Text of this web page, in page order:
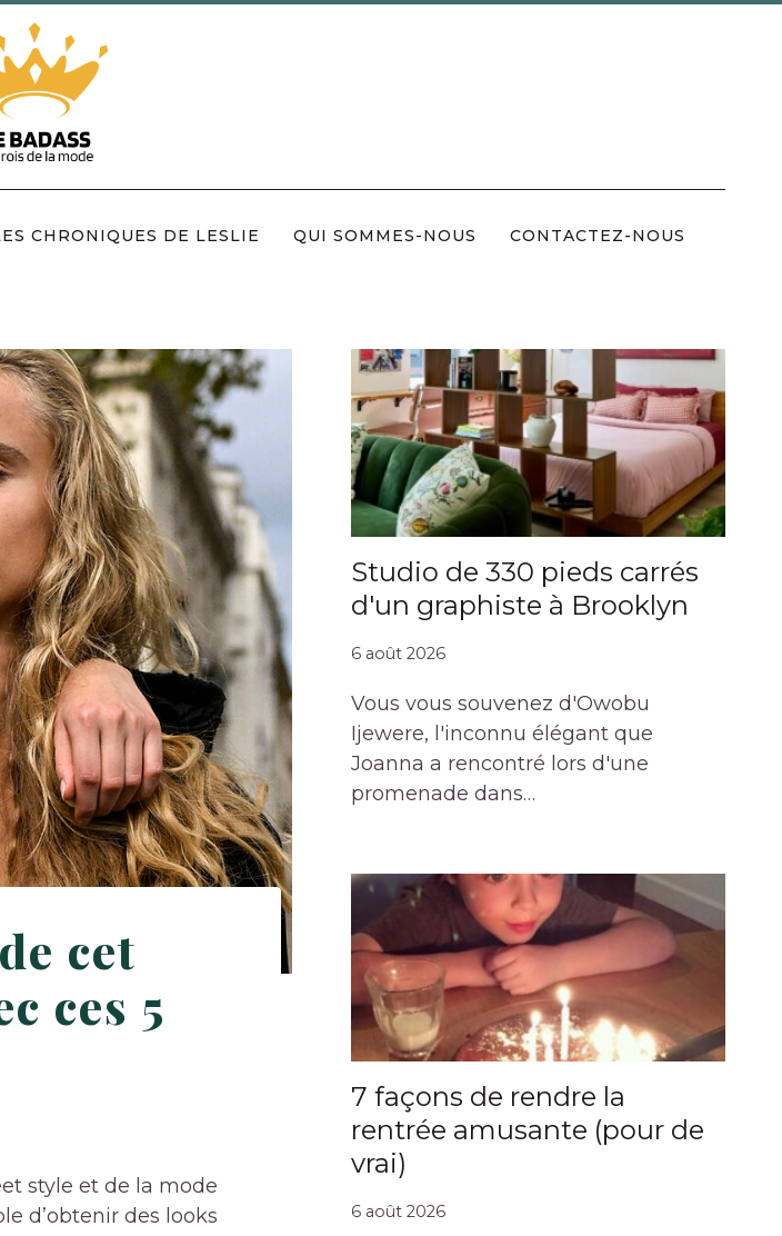
CHRONIQUES DE LESLIE QUI SOMMES-NOUS CONTACTEZ-NOUS
cet
ces 5
style et de la mode
d’obtenir des looks
Studio de 330 pieds carrés
d'un graphiste à Brooklyn
6 août 2026
Vous vous souvenez d'Owobu
Ijewere, l'inconnu élégant que
Joanna a rencontré lors d'une
promenade dans…
7 façons de rendre la
rentrée amusante (pour de
vrai)
6 août 2026